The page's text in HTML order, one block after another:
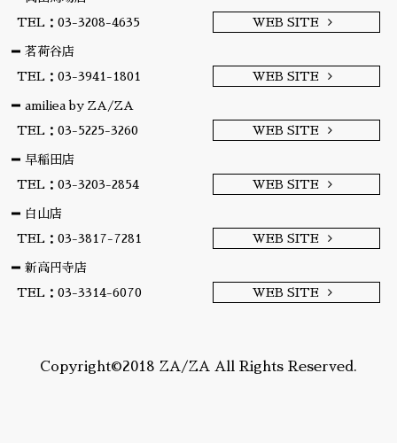
TEL：03-3208-4635
WEB SITE
茗荷谷店
TEL：03-3941-1801
WEB SITE
amiliea by ZA/ZA
TEL：03-5225-3260
WEB SITE
早稲田店
TEL：03-3203-2854
WEB SITE
白山店
TEL：03-3817-7281
WEB SITE
新高円寺店
TEL：03-3314-6070
WEB SITE
Copyright©2018 ZA/ZA All Rights Reserved.